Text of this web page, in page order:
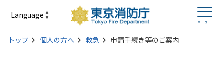
トップ 個人の方へ 救急 申請手続き等のご案内